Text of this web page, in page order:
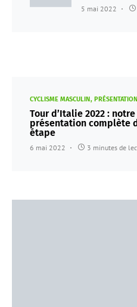
5 mai 2022
CYCLISME MASCULIN
Tour d’Italie 2022 : notre
présentation complète
étape
6 mai 2022 3 minutes de